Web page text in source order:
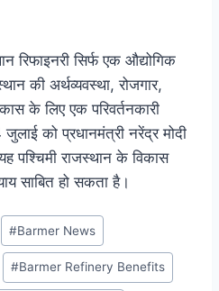
रिफाइनरी सिर्फ एक औद्योगिक
की अर्थव्यवस्था, रोजगार,
के लिए एक परिवर्तनकारी
को प्रधानमंत्री नरेंद्र मोदी
पश्चिमी राजस्थान के विकास
साबित हो सकता है।
#Barmer News
#Barmer Refinery Benefits